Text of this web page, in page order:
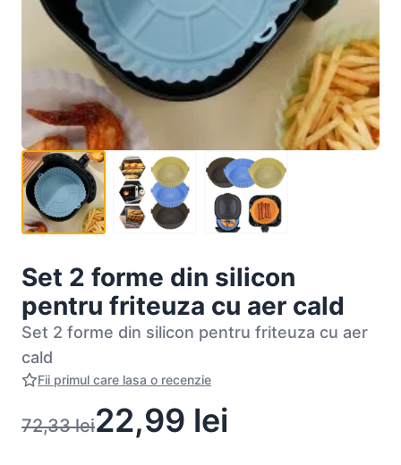
Set 2 forme din silicon
pentru friteuza cu aer cald
Set 2 forme din silicon pentru friteuza cu aer
cald
Fii primul care lasa o recenzie
72,33lei22,99 lei